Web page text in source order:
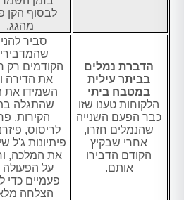
לבסוף הקן
מהגג.
הדברת נמלים
בביתר עילית
במטבח ביתי
הלקוחות טענו שזו
כבר הפעם השנייה
שהנמלים חזרו,
אחרי שבקיץ
הקודם הדבירו
אותם.
סביר
הקודמים רק
את הדירה
השמידו את
שהתגלה
הקירות.
לריסוס,
פיתיונות ג'ל
את המלכה,
על הפעולה
פעמיים כדי
הצלחה